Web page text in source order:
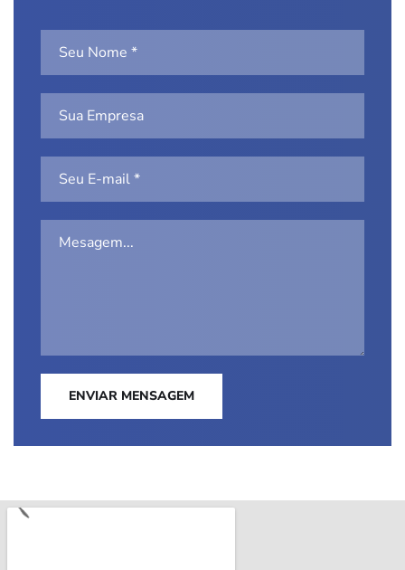
ENVIAR MENSAGEM